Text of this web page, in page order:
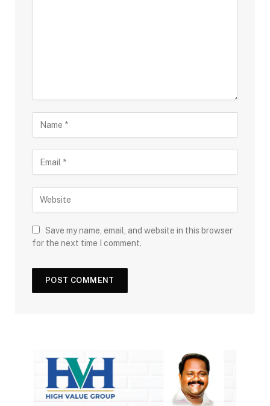
Save my name, email, and website in this browser
for the next time I comment.